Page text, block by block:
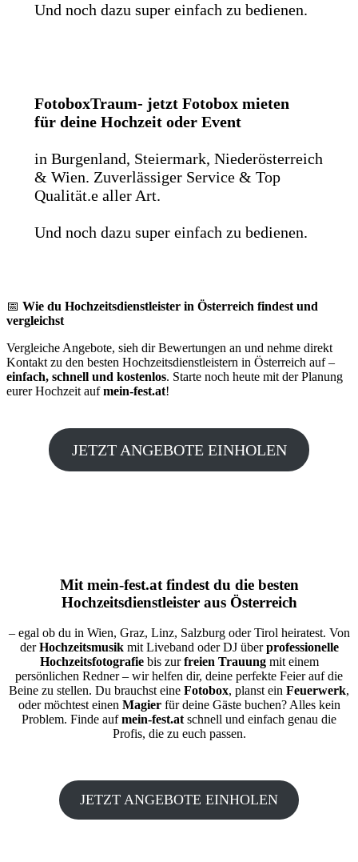
Und noch dazu super einfach zu bedienen.
FotoboxTraum- jetzt Fotobox mieten
für deine Hochzeit oder Event
in Burgenland, Steiermark, Niederösterreich
& Wien. Zuverlässiger Service & Top
Qualität.e aller Art.
Und noch dazu super einfach zu bedienen.
📅 Wie du Hochzeitsdienstleister in Österreich findest und
vergleichst
Vergleiche Angebote, sieh dir Bewertungen an und nehme direkt
Kontakt zu den besten Hochzeitsdienstleistern in Österreich auf –
einfach, schnell und kostenlos. Starte noch heute mit der Planung
eurer Hochzeit aufmein-fest.at!
JETZT ANGEBOTE EINHOLEN
Mit mein-fest.atfindest du die besten
Hochzeitsdienstleister aus Österreich
– egal ob du in Wien, Graz, Linz, Salzburg oder Tirol heiratest. Von
derHochzeitsmusikmit Liveband oder DJ überprofessionelle
Hochzeitsfotografiebis zurfreien Trauungmit einem
persönlichen Redner – wir helfen dir, deine perfekte Feier auf die
Beine zu stellen. Du brauchst eine Fotobox, planst ein Feuerwerk,
oder möchtest einen Magierfür deine Gäste buchen? Alles kein
Problem. Finde aufmein-fest.atschnell und einfach genau die
Profis, die zu euch passen.
JETZT ANGEBOTE EINHOLEN